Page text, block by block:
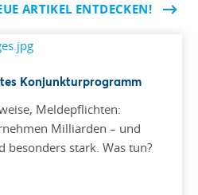
ARTIKEL ENTDECKEN!
Konjunkturprogramm
Meldepflichten:
Milliarden – und
besonders stark. Was tun?